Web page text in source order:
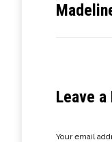
Leave a
Your email